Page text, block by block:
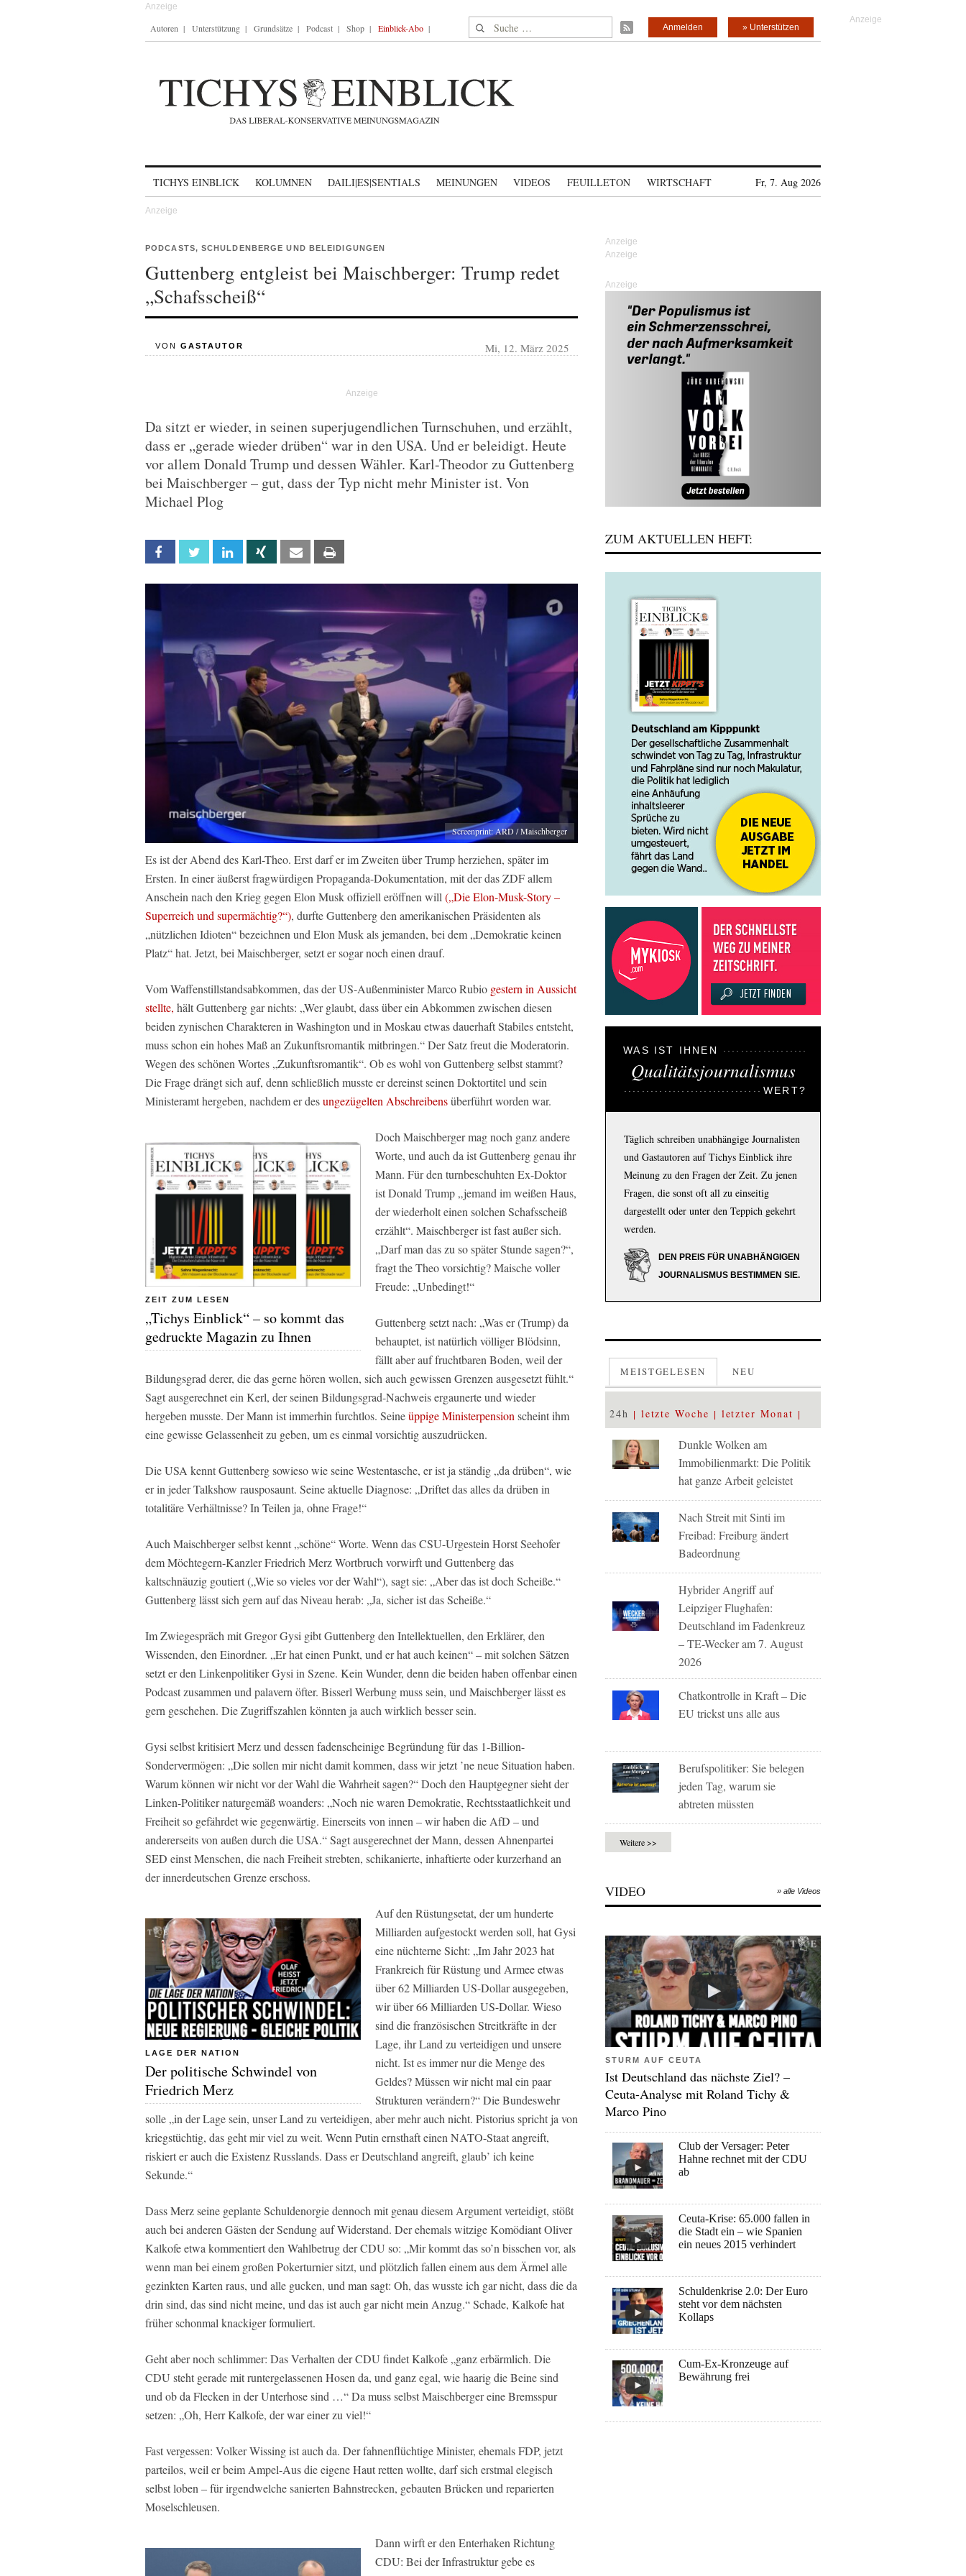
Autoren Unterstützung Grundsätze Podcast Shop Einblick-Abo Suche nach: » Unterstützen
Anmelden
TICHYS EINBLICK KOLUMNEN DAILI|ES|SENTIALS MEINUNGEN VIDEOS FEUILLETON WIRTSCHAFT Fr, 7. Aug 2026
PODCASTS, SCHULDENBERGE UND BELEIDIGUNGEN
Guttenberg entgleist bei Maischberger: Trump redet
„Schafsscheiß“
VON GASTAUTOR Mi, 12. März 2025
Da sitzt er wieder, in seinen superjugendlichen Turnschuhen, und erzählt,
dass er „gerade wieder drüben“ war in den USA. Und er beleidigt. Heute
vor allem Donald Trump und dessen Wähler. Karl-Theodor zu Guttenberg
bei Maischberger – gut, dass der Typ nicht mehr Minister ist. Von
Michael Plog
Facebook Twitter Linkedin Xing Email
Screenprint: ARD / Maischberger
Es ist der Abend des Karl-Theo. Erst darf er im Zweiten über Trump herziehen, später im
Ersten. In einer äußerst fragwürdigen Propaganda-Dokumentation, mit der das ZDF allem
Anschein nach den Krieg gegen Elon Musk offiziell eröffnen will („Die Elon-Musk-Story –
Superreich und supermächtig?“), durfte Guttenberg den amerikanischen Präsidenten als
„nützlichen Idioten“ bezeichnen und Elon Musk als jemanden, bei dem „Demokratie keinen
Platz“ hat. Jetzt, bei Maischberger, setzt er sogar noch einen drauf.
Vom Waffenstillstandsabkommen, das der US-Außenminister Marco Rubio gestern in Aussicht
stellte, hält Guttenberg gar nichts: „Wer glaubt, dass über ein Abkommen zwischen diesen
beiden zynischen Charakteren in Washington und in Moskau etwas dauerhaft Stabiles entsteht,
muss schon ein hohes Maß an Zukunftsromantik mitbringen.“ Der Satz freut die Moderatorin.
Wegen des schönen Wortes „Zukunftsromantik“. Ob es wohl von Guttenberg selbst stammt?
Die Frage drängt sich auf, denn schließlich musste er dereinst seinen Doktortitel und sein
Ministeramt hergeben, nachdem er desungezügelten Abschreibensüberführt worden war.
ZEIT ZUM LESEN
„Tichys Einblick“ – so kommt das
gedruckte Magazin zu Ihnen
Doch Maischberger mag noch ganz andere
Worte, und auch da ist Guttenberg genau ihr
Mann. Für den turnbeschuhten Ex-Doktor
ist Donald Trump „jemand im weißen Haus,
der wiederholt einen solchen Schafsscheiß
erzählt“. Maischberger ist fast außer sich.
„Darf man das zu so später Stunde sagen?“,
fragt the Theo vorsichtig? Maische voller
Freude: „Unbedingt!“
Guttenberg setzt nach: „Was er (Trump) da
behauptet, ist natürlich völliger Blödsinn,
fällt aber auf fruchtbaren Boden, weil der
Bildungsgrad derer, die das gerne hören wollen, sich auch gewissen Grenzen ausgesetzt fühlt.“
Sagt ausgerechnet ein Kerl, der seinen Bildungsgrad-Nachweis ergaunerte und wieder
hergeben musste. Der Mann ist immerhin furchtlos. Seineüppige Ministerpension scheint ihm
eine gewisse Gelassenheit zu geben, um es einmal vorsichtig auszudrücken.
Die USA kennt Guttenberg sowieso wie seine Westentasche, er ist ja ständig „da drüben“, wie
er in jeder Talkshow rausposaunt. Seine aktuelle Diagnose: „Driftet das alles da drüben in
totalitäre Verhältnisse? In Teilen ja, ohne Frage!“
Auch Maischberger selbst kennt „schöne“ Worte. Wenn das CSU-Urgestein Horst Seehofer
dem Möchtegern-Kanzler Friedrich Merz Wortbruch vorwirft und Guttenberg das
kaltschnäuzig goutiert („Wie so vieles vor der Wahl“), sagt sie: „Aber das ist doch Scheiße.“
Guttenberg lässt sich gern auf das Niveau herab: „Ja, sicher ist das Scheiße.“
Im Zwiegespräch mit Gregor Gysi gibt Guttenberg den Intellektuellen, den Erklärer, den
Wissenden, den Einordner. „Er hat einen Punkt, und er hat auch keinen“ – mit solchen Sätzen
setzt er den Linkenpolitiker Gysi in Szene. Kein Wunder, denn die beiden haben offenbar einen
Podcast zusammen und palavern öfter. Bisserl Werbung muss sein, und Maischberger lässt es
gern geschehen. Die Zugriffszahlen könnten ja auch wirklich besser sein.
Gysi selbst kritisiert Merz und dessen fadenscheinige Begründung für das 1-Billion-
Sondervermögen: „Die sollen mir nicht damit kommen, dass wir jetzt ’ne neue Situation haben.
Warum können wir nicht vor der Wahl die Wahrheit sagen?“ Doch den Hauptgegner sieht der
Linken-Politiker naturgemäß woanders: „Noch nie waren Demokratie, Rechtsstaatlichkeit und
Freiheit so gefährdet wie gegenwärtig. Einerseits von innen – wir haben die AfD – und
andererseits von außen durch die USA.“ Sagt ausgerechnet der Mann, dessen Ahnenpartei
SED einst Menschen, die nach Freiheit strebten, schikanierte, inhaftierte oder kurzerhand an
der innerdeutschen Grenze erschoss.
LAGE DER NATION
Der politische Schwindel von
Friedrich Merz
Auf den Rüstungsetat, der um hunderte
Milliarden aufgestockt werden soll, hat Gysi
eine nüchterne Sicht: „Im Jahr 2023 hat
Frankreich für Rüstung und Armee etwas
über 62 Milliarden US-Dollar ausgegeben,
wir über 66 Milliarden US-Dollar. Wieso
sind die französischen Streitkräfte in der
Lage, ihr Land zu verteidigen und unsere
nicht. Ist es immer nur die Menge des
Geldes? Müssen wir nicht mal ein paar
Strukturen verändern?“ Die Bundeswehr
solle „in der Lage sein, unser Land zu verteidigen, aber mehr auch nicht. Pistorius spricht ja von
kriegstüchtig, das geht mir viel zu weit. Wenn Putin ernsthaft einen NATO-Staat angreift,
riskiert er auch die Existenz Russlands. Dass er Deutschland angreift, glaub’ ich keine
Sekunde.“
Dass Merz seine geplante Schuldenorgie dennoch mit genau diesem Argument verteidigt, stößt
auch bei anderen Gästen der Sendung auf Widerstand. Der ehemals witzige Komödiant Oliver
Kalkofe etwa kommentiert den Wahlbetrug der CDU so: „Mir kommt das so’n bisschen vor, als
wenn man bei einem großen Pokerturnier sitzt, und plötzlich fallen einem aus dem Ärmel alle
gezinkten Karten raus, und alle gucken, und man sagt: Oh, das wusste ich gar nicht, dass die da
drin sind, das sind nicht meine, und das ist auch gar nicht mein Anzug.“ Schade, Kalkofe hat
früher schonmal knackiger formuliert.
Geht aber noch schlimmer: Das Verhalten der CDU findet Kalkofe „ganz erbärmlich. Die
CDU steht gerade mit runtergelassenen Hosen da, und ganz egal, wie haarig die Beine sind
und ob da Flecken in der Unterhose sind …“ Da muss selbst Maischberger eine Bremsspur
setzen: „Oh, Herr Kalkofe, der war einer zu viel!“
Fast vergessen: Volker Wissing ist auch da. Der fahnenflüchtige Minister, ehemals FDP, jetzt
parteilos, weil er beim Ampel-Aus die eigene Haut retten wollte, darf sich erstmal elegisch
selbst loben – für irgendwelche sanierten Bahnstrecken, gebauten Brücken und reparierten
Moselschleusen.
Dann wirft er den Enterhaken Richtung
CDU: Bei der Infrastruktur gebe es
Anzeige
ZUM AKTUELLEN HEFT:
WAS IST IHNEN
Qualitätsjournalismus
WERT?
Täglich schreiben unabhängige Journalisten
und Gastautoren auf Tichys Einblick ihre
Meinung zu den Fragen der Zeit. Zu jenen
Fragen, die sonst oft all zu einseitig
dargestellt oder unter den Teppich gekehrt
werden.
DEN PREIS FÜR UNABHÄNGIGEN
JOURNALISMUS BESTIMMEN SIE.
MEISTGELESEN NEU
24h letzte Woche letzter Monat
Dunkle Wolken am
Immobilienmarkt: Die Politik
hat ganze Arbeit geleistet
Nach Streit mit Sinti im
Freibad: Freiburg ändert
Badeordnung
Hybrider Angriff auf
Leipziger Flughafen:
Deutschland im Fadenkreuz
– TE-Wecker am 7. August
2026
Chatkontrolle in Kraft – Die
EU trickst uns alle aus
Berufspolitiker: Sie belegen
jeden Tag, warum sie
abtreten müssten
Weitere >>
VIDEO » alle Videos
STURM AUF CEUTA
Ist Deutschland das nächste Ziel? –
Ceuta-Analyse mit Roland Tichy &
Marco Pino
Club der Versager: Peter
Hahne rechnet mit der CDU
ab
Ceuta-Krise: 65.000 fallen in
die Stadt ein – wie Spanien
ein neues 2015 verhindert
Schuldenkrise 2.0: Der Euro
steht vor dem nächsten
Kollaps
Cum-Ex-Kronzeuge auf
Bewährung frei